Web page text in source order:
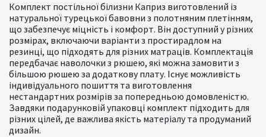
Комплект постільної білизни Каприз виготовлений із
натуральної турецької бавовни з полотняним плетінням,
що забезпечує міцність і комфорт. Він доступний у різних
розмірах, включаючи варіанти з простирадлом на
резинці, що підходять для різних матраців. Комплектація
передбачає наволочки з рюшею, які можна замовити з
більшою рюшею за додаткову плату. Існує можливість
індивідуального пошиття та виготовлення
нестандартних розмірів за попередньою домовленістю.
Завдяки подарунковій упаковці комплект підходить для
різних цілей, де важлива якість матеріалу та продуманий
дизайн.